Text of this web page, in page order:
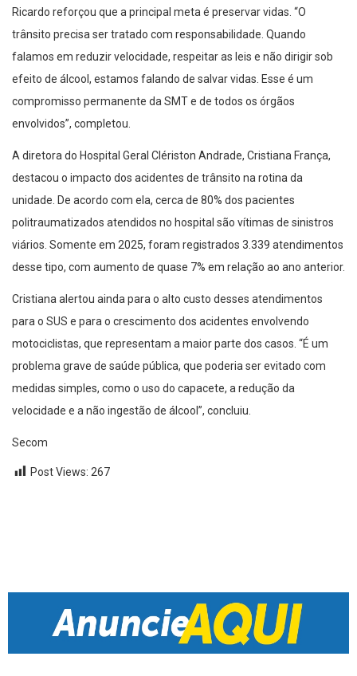
Ricardo reforçou que a principal meta é preservar vidas. “O
trânsito precisa ser tratado com responsabilidade. Quando
falamos em reduzir velocidade, respeitar as leis e não dirigir sob
efeito de álcool, estamos falando de salvar vidas. Esse é um
compromisso permanente da SMT e de todos os órgãos
envolvidos”, completou.
A diretora do Hospital Geral Clériston Andrade, Cristiana França,
destacou o impacto dos acidentes de trânsito na rotina da
unidade. De acordo com ela, cerca de 80% dos pacientes
politraumatizados atendidos no hospital são vítimas de sinistros
viários. Somente em 2025, foram registrados 3.339 atendimentos
desse tipo, com aumento de quase 7% em relação ao ano anterior.
Cristiana alertou ainda para o alto custo desses atendimentos
para o SUS e para o crescimento dos acidentes envolvendo
motociclistas, que representam a maior parte dos casos. “É um
problema grave de saúde pública, que poderia ser evitado com
medidas simples, como o uso do capacete, a redução da
velocidade e a não ingestão de álcool”, concluiu.
Secom
Post Views: 267